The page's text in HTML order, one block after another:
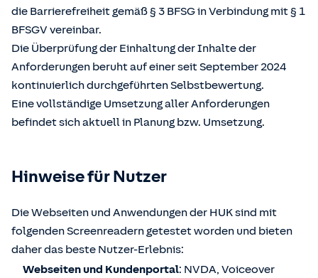
die Barrierefreiheit gemäß § 3 BFSG in Verbindung mit § 1
BFSGV vereinbar.
Die Überprüfung der Einhaltung der Inhalte der
Anforderungen beruht auf einer seit September 2024
kontinuierlich durchgeführten Selbstbewertung.
Eine vollständige Umsetzung aller Anforderungen
befindet sich aktuell in Planung bzw. Umsetzung.
Hinweise für Nutzer
Die Webseiten und Anwendungen der HUK sind mit
folgenden Screenreadern getestet worden und bieten
daher das beste Nutzer-Erlebnis:
Webseiten und Kundenportal: NVDA, Voiceover